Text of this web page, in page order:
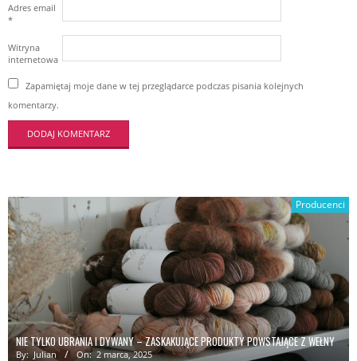
Adres email
*
Witryna
internetowa
Zapamiętaj moje dane w tej przeglądarce podczas pisania kolejnych
komentarzy.
Producenci
NIE TYLKO UBRANIA I DYWANY – ZASKAKUJĄCE PRODUKTY POWSTAJĄCE Z WEŁNY
By: Julian On: 2 marca, 2025